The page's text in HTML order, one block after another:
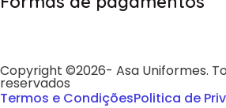
Copyright ©2026- Asa Uniformes.
reservados
Termos e CondiçõesPolitica de